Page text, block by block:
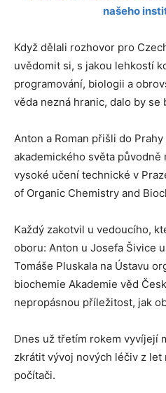
našeho
Když dělali rozhovor pro
uvědomit si, s jakou lehkostí
programování, biologii a
věda nezná hranic, dalo by se
Anton a Roman přišli do
akademického světa původně
vysoké učení technické v
of Organic Chemistry and
Každý zakotvil u vedoucího,
oboru: Anton u Josefa Šivice
Tomáše Pluskala na Ústavu
biochemie Akademie věd
nepropásnou příležitost, jak
Dnes už třetím rokem vyvíjejí
zkrátit vývoj nových léčiv z let
počítači.